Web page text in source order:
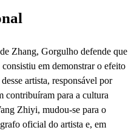
Zhang, Gorgulho defende que
em demonstrar o efeito
artista, responsável por
contribuíram para a cultura
Zhiyi, mudou-se para o
oficial do artista e, em